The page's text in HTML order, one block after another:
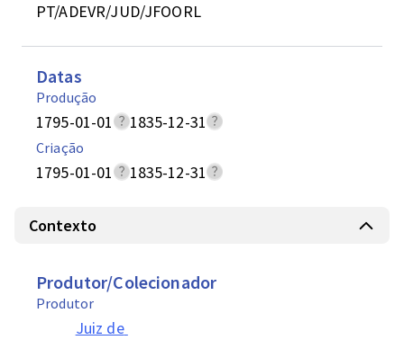
PT/ADEVR/JUD/JFOORL
Datas
Produção
1795-01-01 1835-12-31
Criação
1795-01-01 1835-12-31
Contexto
Produtor/Colecionador
Produtor
Juiz de